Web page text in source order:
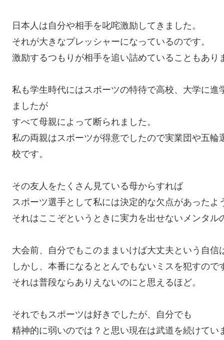
日本人は自分や相手を叱咤激励してきました。
それが大きなプレッシャーになっているのです。
激励するつもりが相手を追い詰めていることもあり
私も学生時代にはスポーツの特待で高校、大学に進
ましたが
すべて母親によって断られました。
私の両親はスポーツが得意でしたので実業団や五輪
校です。
その友人をたくさん見ている母からすれば
スポーツ選手として私には決定的な欠点があったよ
それはここぞというときに実力を出せないメンタル
大会前、自分でもこのままいけば大丈夫という自信
しかし、本番になるととんでもないミスを犯すので
それは普段ならありえないのにと思えるほど。
それでもスポーツは好きでしたが、自分でも
精神的に弱いのでは？と思い現在は武道を続けてい